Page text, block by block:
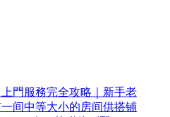
門服務完全攻略｜新手老
间中等大小的房间供搭铺